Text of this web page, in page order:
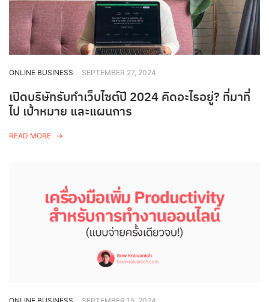
ONLINE BUSINESS . SEPTEMBER 27, 2024
เปิดบริษัทรับทำเว็บไซต์ปี 2024 คิดอะไรอยู่? ที่มาที่
ไป เป้าหมาย และแผนการ
READ MORE